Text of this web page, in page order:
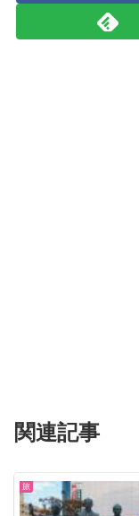
関連記事
旅